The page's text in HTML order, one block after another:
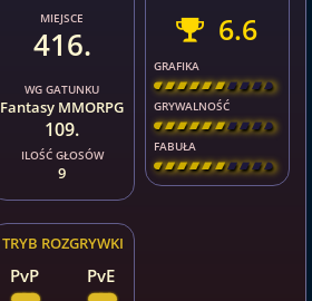
TRYB ROZGRYWKI
PvP PvE
MIEJSCE
416.
WG GATUNKU
Fantasy MMORPG
109.
ILOŚĆ GŁOSÓW
9
6.6
GRAFIKA
[ \ \ \ \ \ \ \ \ ]
GRYWALNOŚĆ
[ \ \ \ \ \ \ \ \ ]
FABUŁA
[ \ \ \ \ \ \ \ \ ]